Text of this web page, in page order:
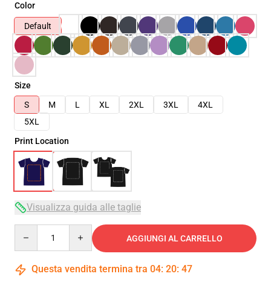
Color
Default
Size
S
M L XL 2XL 3XL
4XL
5XL
Print Location
Visualizza guida alle taglie
AGGIUNGI AL CARRELLO
Questa vendita termina tra 04: 20: 47